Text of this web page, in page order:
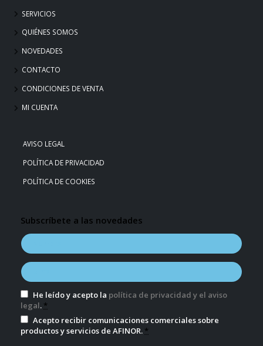
SERVICIOS
QUIÉNES SOMOS
NOVEDADES
CONTACTO
CONDICIONES DE VENTA
MI CUENTA
AVISO LEGAL
POLÍTICA DE PRIVACIDAD
POLÍTICA DE COOKIES
Subscríbete a las novedades
He leído y acepto la política de privacidad y el aviso
legal. *
Acepto recibir comunicaciones comerciales sobre
productos y servicios de AFINOR. *